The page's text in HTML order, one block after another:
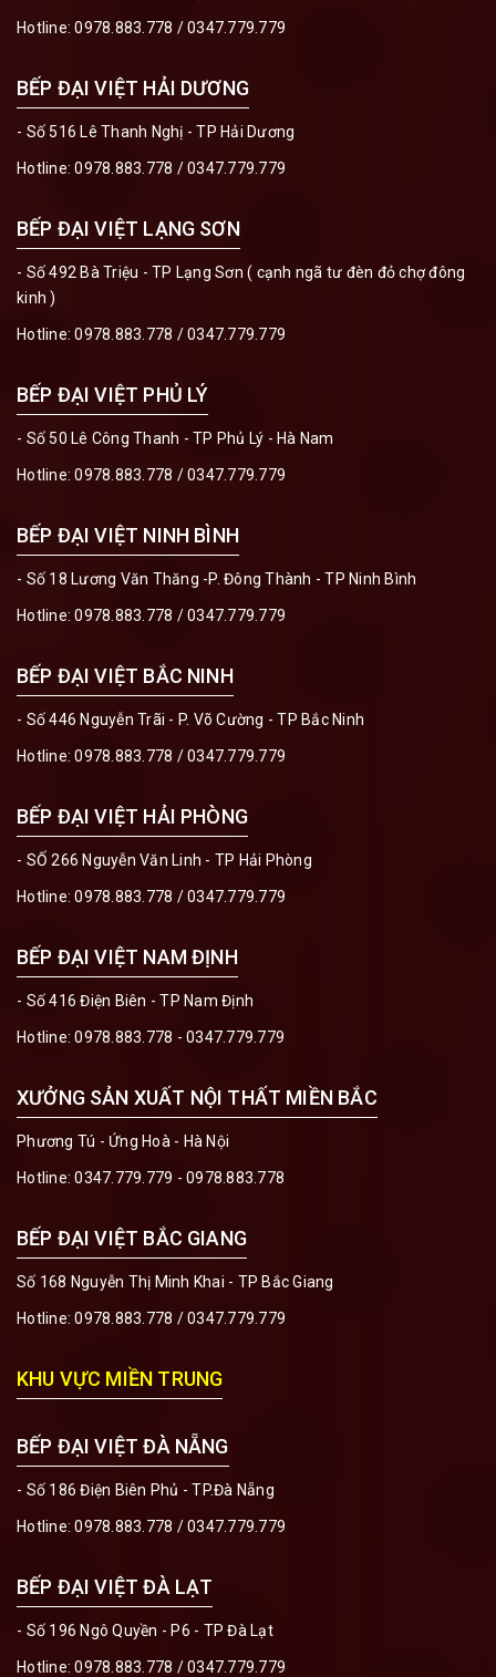
Hotline:0978.883.778 /0347.779.779
BẾP ĐẠI VIỆT HẢI DƯƠNG
- Số 516 Lê Thanh Nghị - TP Hải Dương
Hotline:0978.883.778 /0347.779.779
BẾP ĐẠI VIỆT LẠNG SƠN
- Số 492 Bà Triệu - TP Lạng Sơn ( cạnh ngã tư đèn đỏ chợ đông
kinh )
Hotline:0978.883.778 /0347.779.779
BẾP ĐẠI VIỆT PHỦ LÝ
- Số 50 Lê Công Thanh - TP Phủ Lý - Hà Nam
Hotline:0978.883.778 /0347.779.779
BẾP ĐẠI VIỆT NINH BÌNH
- Số 18 Lương Văn Thăng -P. Đông Thành - TP Ninh Bình
Hotline:0978.883.778 /0347.779.779
BẾP ĐẠI VIỆT BẮC NINH
- Số 446 Nguyễn Trãi - P. Võ Cường - TP Bắc Ninh
Hotline:0978.883.778 /0347.779.779
BẾP ĐẠI VIỆT HẢI PHÒNG
- SỐ 266 Nguyễn Văn Linh - TP Hải Phòng
Hotline:0978.883.778 /0347.779.779
BẾP ĐẠI VIỆT NAM ĐỊNH
- Số 416 Điện Biên - TP Nam Định
Hotline:0978.883.778 - 0347.779.779
XƯỞNG SẢN XUẤT NỘI THẤT MIỀN BẮC
Phương Tú - Ứng Hoà - Hà Nội
Hotline:0347.779.779 - 0978.883.778
BẾP ĐẠI VIỆT BẮC GIANG
Số 168 Nguyễn Thị Minh Khai - TP Bắc Giang
Hotline:0978.883.778 /0347.779.779
KHU VỰC MIỀN TRUNG
BẾP ĐẠI VIỆT ĐÀ NẴNG
- Số 186 Điện Biên Phủ - TP.Đà Nẵng
Hotline:0978.883.778 /0347.779.779
BẾP ĐẠI VIỆT ĐÀ LẠT
- Số 196 Ngô Quyền - P6 - TP Đà Lạt
Hotline:0978.883.778 /0347.779.779